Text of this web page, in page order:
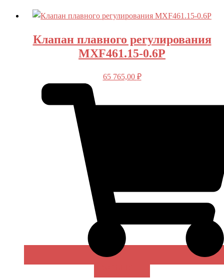
Клапан плавного регулирования
MXF461.15-0.6P
65 765,00 ₽